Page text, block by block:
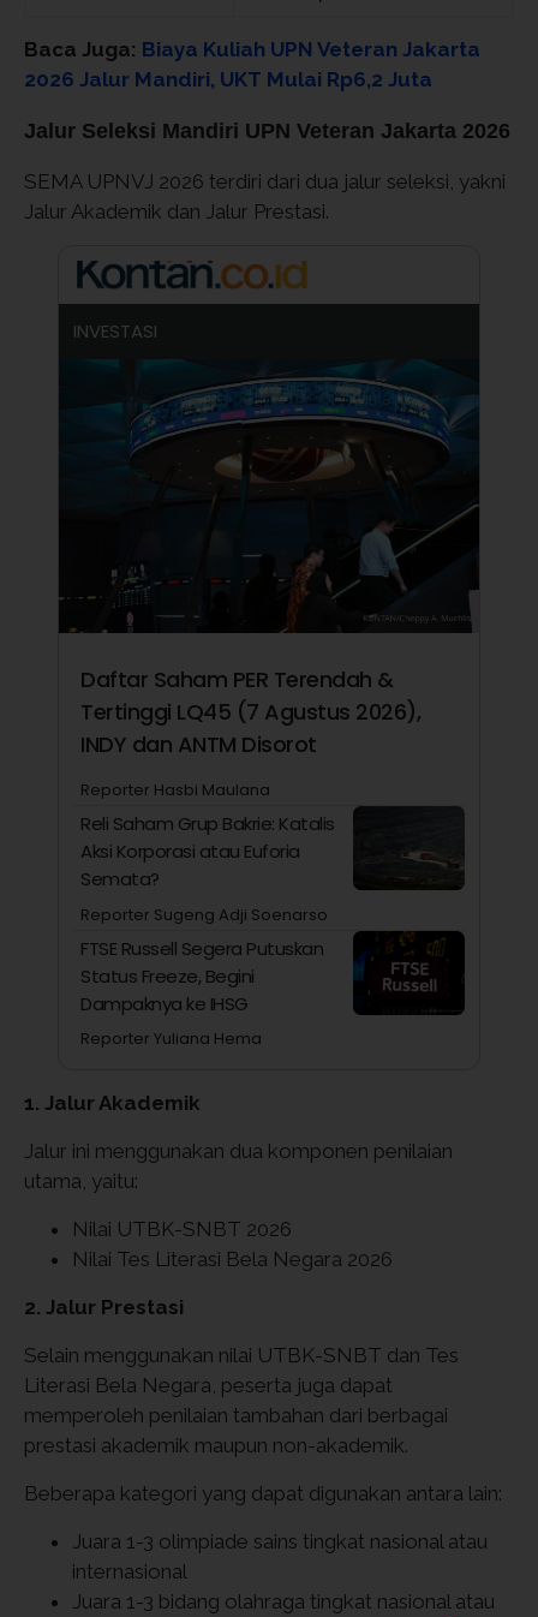
Baca Juga: Biaya Kuliah UPN Veteran Jakarta
2026 Jalur Mandiri, UKT Mulai Rp6,2 Juta
Jalur Seleksi Mandiri UPN Veteran Jakarta 2026
SEMA UPNVJ 2026 terdiri dari dua jalur seleksi, yakni
Jalur Akademik dan Jalur Prestasi.
INVESTASI
Daftar Saham PER Terendah &
Tertinggi LQ45 (7 Agustus 2026),
INDY dan ANTM Disorot
Reporter Hasbi Maulana
Reli Saham Grup Bakrie: Katalis
Aksi Korporasi atau Euforia
Semata?
Reporter Sugeng Adji Soenarso
FTSE Russell Segera Putuskan
Status Freeze, Begini
Dampaknya ke IHSG
Reporter Yuliana Hema
1. Jalur Akademik
Jalur ini menggunakan dua komponen penilaian
utama, yaitu:
Nilai UTBK-SNBT 2026
Nilai Tes Literasi Bela Negara 2026
2. Jalur Prestasi
Selain menggunakan nilai UTBK-SNBT dan Tes
Literasi Bela Negara, peserta juga dapat
memperoleh penilaian tambahan dari berbagai
prestasi akademik maupun non-akademik.
Beberapa kategori yang dapat digunakan antara lain:
Juara 1-3 olimpiade sains tingkat nasional atau
internasional
Juara 1-3 bidang olahraga tingkat nasional atau